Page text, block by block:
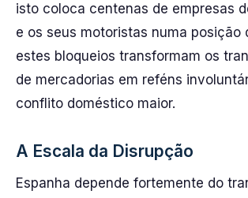
isto coloca centenas de empresas
e os seus motoristas numa posição
estes bloqueios transformam os
de mercadorias em reféns
conflito doméstico maior.
A Escala da Disrupção
Espanha depende fortemente do